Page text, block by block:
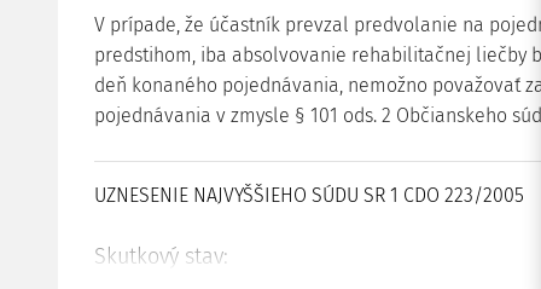
V prípade, že účastník prevzal predvolanie na
predstihom, iba absolvovanie rehabilitačnej liečby
deň konaného pojednávania, nemožno považovať
pojednávania v zmysle § 101 ods. 2 Občianskeho
UZNESENIE NAJVYŠŠIEHO SÚDU SR 1 CDO 223/2005
Skutkový stav: